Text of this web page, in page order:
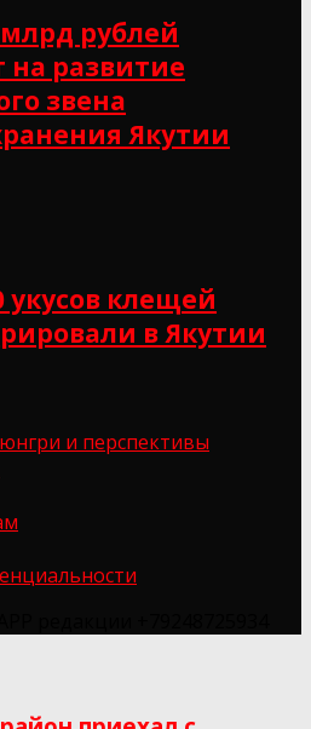
рублей
на развитие
звена
Якутии
укусов клещей
в Якутии
и перспективы